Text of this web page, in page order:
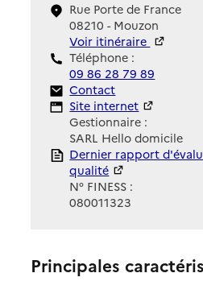
Rue Porte de France
08210 - Mouzon
Voir itinéraire
Téléphone :
09 86 28 79 89
Contact
Contact
Site Internet
Site internet
Gestionnaire :
SARL Hello domicile
Rapport HAS
Dernier rapport
qualité
N° FINESS :
080011323
Principales